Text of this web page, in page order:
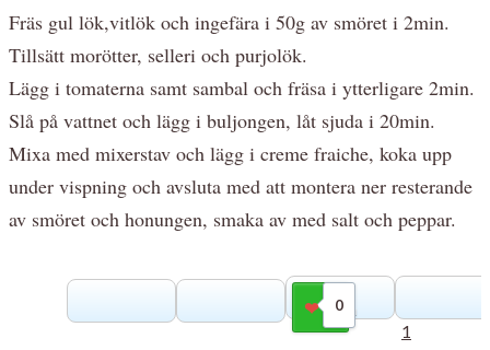
Fräs gul lök,vitlök och ingefära i 50g av smöret i 2min.
Tillsätt morötter, selleri och purjolök.
Lägg i tomaterna samt sambal och fräsa i ytterligare 2min.
Slå på vattnet och lägg i buljongen, låt sjuda i 20min.
Mixa med mixerstav och lägg i creme fraiche, koka upp
under vispning och avsluta med att montera ner resterande
av smöret och honungen, smaka av med salt och peppar.
0
Gilla
1